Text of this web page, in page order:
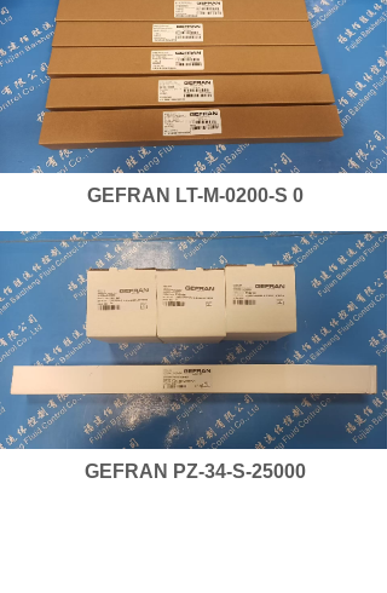
GEFRAN LT-M-0200-S 0
GEFRAN PZ-34-S-25000